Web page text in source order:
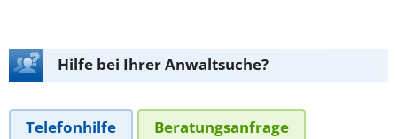
Hilfe bei Ihrer Anwaltsuche?
Telefonhilfe Beratungsanfrage